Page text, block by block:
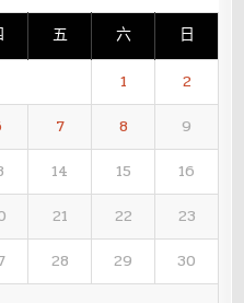
五 六 日
1
2
7 8
9
14 15
16
21 22
23
28 29
30